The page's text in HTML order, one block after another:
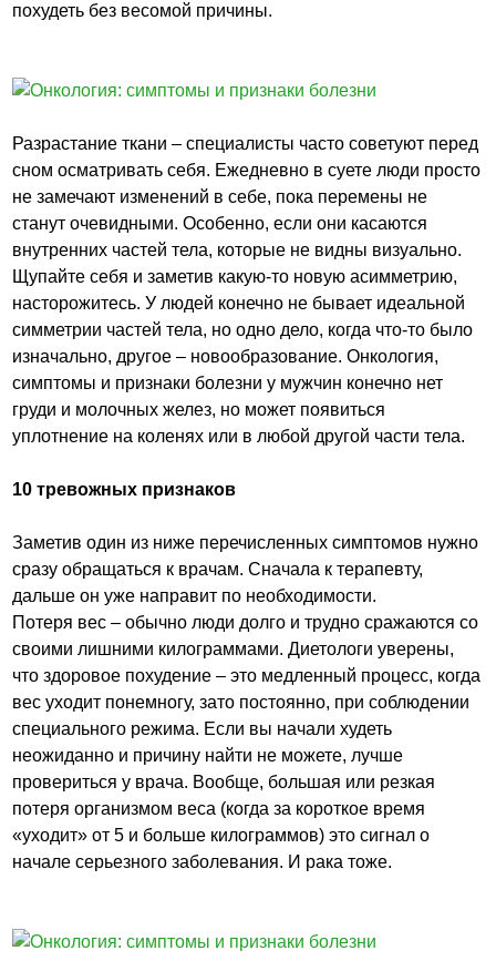
похудеть без весомой причины.
Разрастание ткани – специалисты часто советуют перед
сном осматривать себя. Ежедневно в суете люди просто
не замечают изменений в себе, пока перемены не
станут очевидными. Особенно, если они касаются
внутренних частей тела, которые не видны визуально.
Щупайте себя и заметив какую-то новую асимметрию,
насторожитесь. У людей конечно не бывает идеальной
симметрии частей тела, но одно дело, когда что-то было
изначально, другое – новообразование. Онкология,
симптомы и признаки болезни у мужчин конечно нет
груди и молочных желез, но может появиться
уплотнение на коленях или в любой другой части тела.
10 тревожных признаков
Заметив один из ниже перечисленных симптомов нужно
сразу обращаться к врачам. Сначала к терапевту,
дальше он уже направит по необходимости.
Потеря вес – обычно люди долго и трудно сражаются со
своими лишними килограммами. Диетологи уверены,
что здоровое похудение – это медленный процесс, когда
вес уходит понемногу, зато постоянно, при соблюдении
специального режима. Если вы начали худеть
неожиданно и причину найти не можете, лучше
провериться у врача. Вообще, большая или резкая
потеря организмом веса (когда за короткое время
«уходит» от 5 и больше килограммов) это сигнал о
начале серьезного заболевания. И рака тоже.